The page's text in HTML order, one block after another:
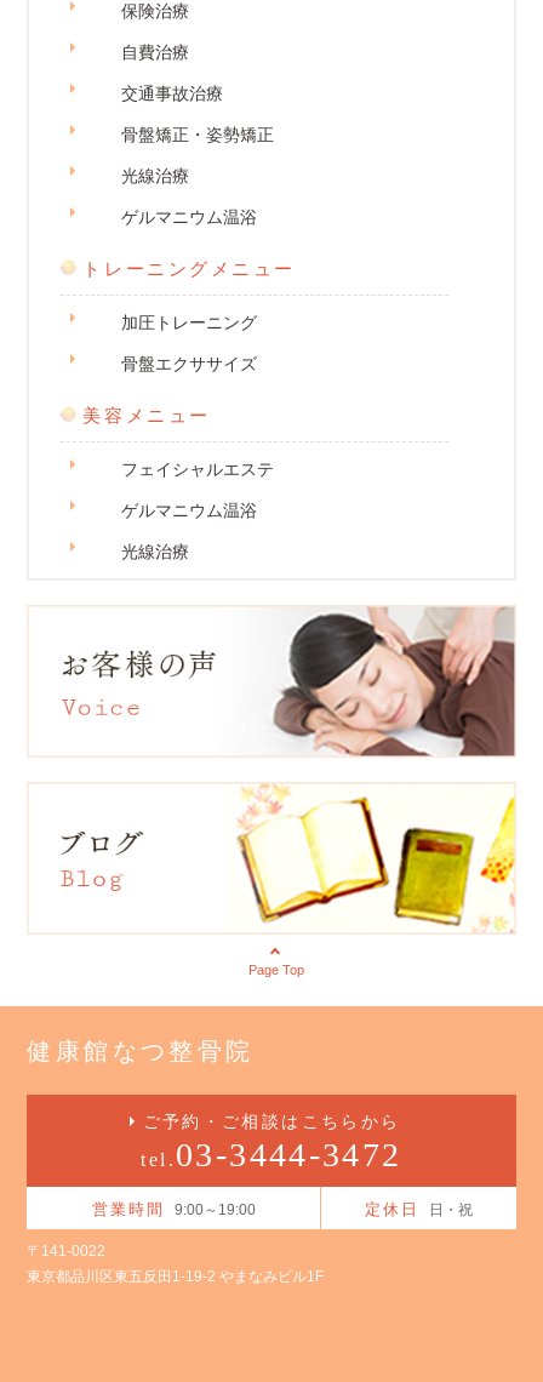
保険治療
自費治療
交通事故治療
骨盤矯正・姿勢矯正
光線治療
ゲルマニウム温浴
トレーニングメニュー
加圧トレーニング
骨盤エクササイズ
美容メニュー
フェイシャルエステ
ゲルマニウム温浴
光線治療
Page Top
健康館なつ整骨院
ご予約・ご相談はこちらから
tel. 03-3444-3472
営業時間 9:00～19:00 定休日 日・祝
〒141-0022
東京都品川区東五反田1-19-2 やまなみビル1F